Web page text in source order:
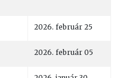
2026. február 25
2026. február 05